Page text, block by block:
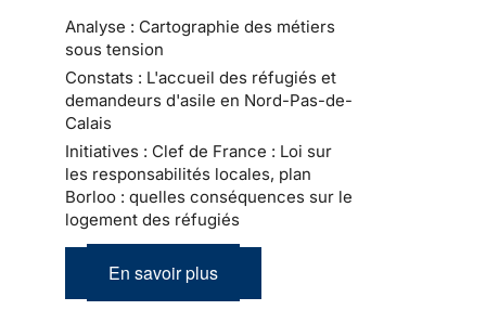
Analyse : Cartographie des métiers
sous tension
Constats : L'accueil des réfugiés et
demandeurs d'asile en Nord-Pas-de-
Calais
Initiatives : Clef de France : Loi sur
les responsabilités locales, plan
Borloo : quelles conséquences sur le
logement des réfugiés
En savoir plus